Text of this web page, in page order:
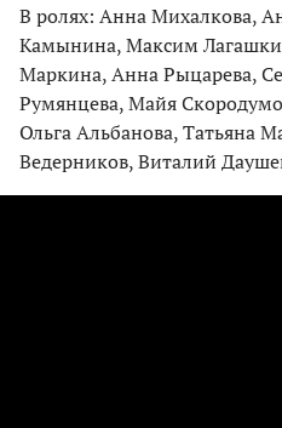
В ролях: Анна Михалкова,
Камынина, Максим
Маркина, Анна Рыцарева,
Румянцева, Майя
Ольга Альбанова, Татьяна
Ведерников, Виталий